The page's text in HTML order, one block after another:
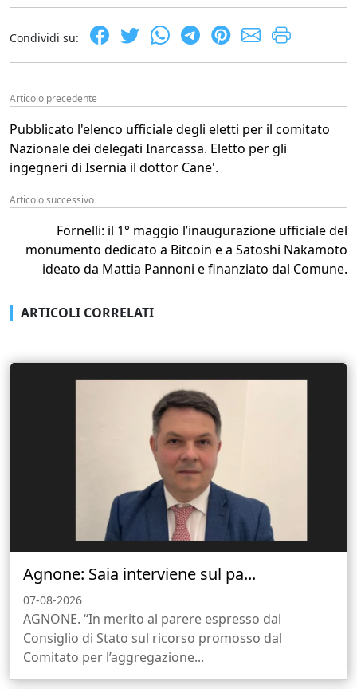
Condividi su:
Articolo precedente
Pubblicato l'elenco ufficiale degli eletti per il comitato
Nazionale dei delegati Inarcassa. Eletto per gli
ingegneri di Isernia il dottor Cane'.
Articolo successivo
Fornelli: il 1° maggio l’inaugurazione ufficiale del
monumento dedicato a Bitcoin e a Satoshi Nakamoto
ideato da Mattia Pannoni e finanziato dal Comune.
ARTICOLI CORRELATI
Agnone: Saia interviene sul pa...
07-08-2026
AGNONE. “In merito al parere espresso dal
Consiglio di Stato sul ricorso promosso dal
Comitato per l’aggregazione...